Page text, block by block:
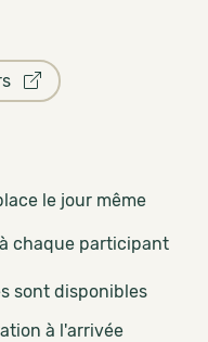
le jour même
chaque participant
sont disponibles
à l'arrivée